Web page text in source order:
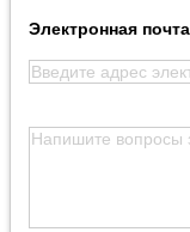
Электронная почта